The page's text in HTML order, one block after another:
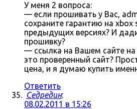
У меня 2 вопроса:
— если прошивать у Вас,
сохраните гарантию на xbox
предыдущих версиях? И
прошивку?
— ссылка на Вашем сайте на
это проверенный сайт?
цена, и я думаю купить
Ответить
Седредин:
08.02.2011 в 15:26